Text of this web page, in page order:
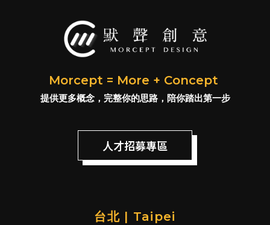
Morcept = More + Concept
提供更多概念，完整你的思路，陪你踏出第一步
人才招募專區
台北 | Taipei